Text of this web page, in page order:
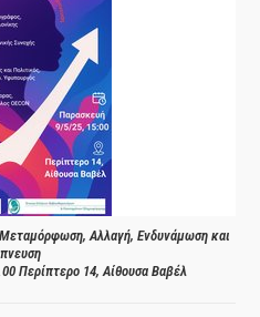
Μεταμόρφωση, Αλλαγή, Ενδυνάμωση και
Περίπτερο 14, Αίθουσα Βαβέλ